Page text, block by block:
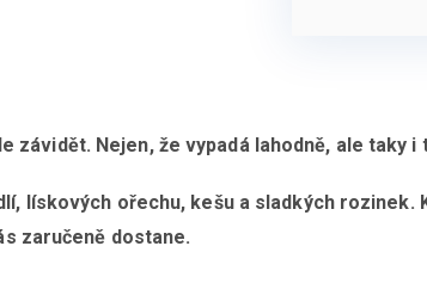
závidět. Nejen, že vypadá lahodně, ale taky i
lískových ořechu, kešu a sladkých rozinek.
zaručeně dostane.